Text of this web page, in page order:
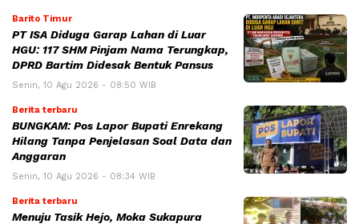
Barito Timur
PT ISA Diduga Garap Lahan di Luar
HGU: 117 SHM Pinjam Nama Terungkap,
DPRD Bartim Didesak Bentuk Pansus
Senin, 10 Agu 2026 - 08:50 WIB
Berita terbaru
BUNGKAM: Pos Lapor Bupati Enrekang
Hilang Tanpa Penjelasan Soal Data dan
Anggaran
Senin, 10 Agu 2026 - 08:34 WIB
Berita terbaru
Menuju Tasik Hejo, Moka Sukapura